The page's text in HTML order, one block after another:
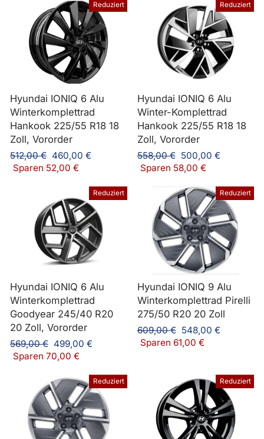
Reduziert
Hyundai IONIQ 6 Alu
Winterkomplettrad
Hankook 225/55 R18 18
Zoll, Vororder
Normaler
Preis
512,00 € Sonderpreis
460,00 €
Sparen 52,00 €
Reduziert
Hyundai IONIQ 6 Alu
Winter-Komplettrad
Hankook 225/55 R18 18
Zoll, Vororder
Normaler
Preis
558,00 € Sonderpreis
500,00 €
Sparen 58,00 €
Reduziert
Hyundai IONIQ 6 Alu
Winterkomplettrad
Goodyear 245/40 R20
20 Zoll, Vororder
Normaler
Preis
569,00 € Sonderpreis
499,00 €
Sparen 70,00 €
Reduziert
Hyundai IONIQ 9 Alu
Winterkomplettrad Pirelli
275/50 R20 20 Zoll
Normaler
Preis
609,00 € Sonderpreis
548,00 €
Sparen 61,00 €
Reduziert Reduziert